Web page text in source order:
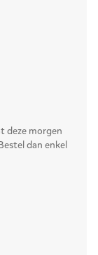
deze morgen
dan enkel